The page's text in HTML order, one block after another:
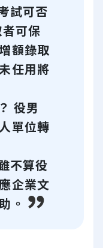
試可否
可保
額錄取
任用將
役男
單位轉
不算役
企業文
。